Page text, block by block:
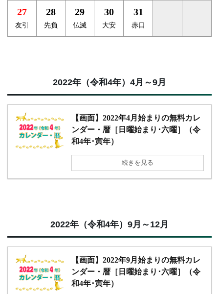
27
友引
28
先負
29
仏滅
30
大安
31
赤口
2022年（令和4年）4月～9月
【画面】2022年4月始まりの無料カレ
ンダー・暦［日曜始まり･六曜］（令
和4年･寅年）
続きを見る
2022年（令和4年）9月～12月
【画面】2022年9月始まりの無料カレ
ンダー・暦［日曜始まり･六曜］（令
和4年･寅年）